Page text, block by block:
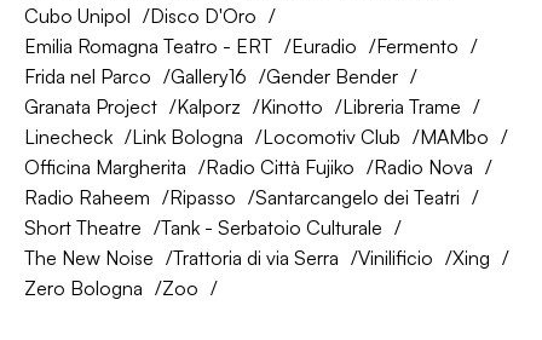
Cubo Unipol
Disco D'Oro
Emilia Romagna Teatro - ERT
Euradio
Fermento
Frida nel Parco
Gallery16
Gender Bender
Granata Project
Kalporz Kinotto
Libreria Trame
Linecheck
Link Bologna Locomotiv Club
MAMbo
Officina Margherita
Radio Città Fujiko
Radio Nova
Radio Raheem
Ripasso
Santarcangelo dei Teatri
Short Theatre
Tank - Serbatoio Culturale
The New Noise
Trattoria di via Serra Vinilificio
Xing
Zero Bologna
Zoo